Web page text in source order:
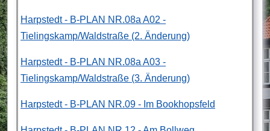
Harpstedt - B-PLAN NR.08a A02 -
Tielingskamp/Waldstraße (2. Änderung)
Harpstedt - B-PLAN NR.08a A03 -
Tielingskamp/Waldstraße (3. Änderung)
Harpstedt - B-PLAN NR.09 - Im Bookhopsfeld